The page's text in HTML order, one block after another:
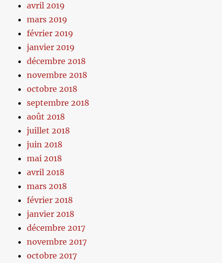
avril 2019
mars 2019
février 2019
janvier 2019
décembre 2018
novembre 2018
octobre 2018
septembre 2018
août 2018
juillet 2018
juin 2018
mai 2018
avril 2018
mars 2018
février 2018
janvier 2018
décembre 2017
novembre 2017
octobre 2017